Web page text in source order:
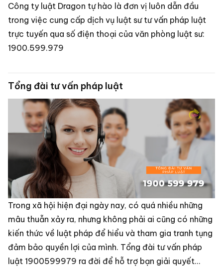
Công ty luật Dragon tự hào là đơn vị luôn dẫn đầu
trong việc cung cấp dịch vụ luật sư tư vấn pháp luật
trực tuyến qua số điện thoại của văn phòng luật sư:
1900.599.979
Tổng đài tư vấn pháp luật
Trong xã hội hiện đại ngày nay, có quá nhiều những
mâu thuẫn xảy ra, nhưng không phải ai cũng có những
kiến thức về luật pháp để hiểu và tham gia tranh tụng
đảm bảo quyền lợi của mình. Tổng đài tư vấn pháp
luật 1900599979 ra đời để hỗ trợ bạn giải quyết